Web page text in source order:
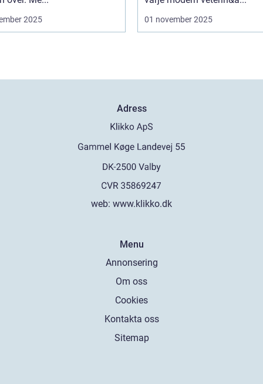
2025 01 november 2025
Adress
web: www.klikko.dk
Menu
Annonsering
Om oss
Cookies
Kontakta oss
Sitemap